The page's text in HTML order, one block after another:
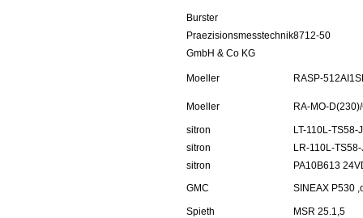
Burster
Praezisionsmesstechnik
GmbH & Co KG
8712-50
Moeller RASP-
Moeller RA-MO-
sitron
LT-110L-TS58-J
sitron
LR-110L-TS58-
sitron
PA10B613
GMC
SINEAX P530
Spieth
MSR 25.1,5